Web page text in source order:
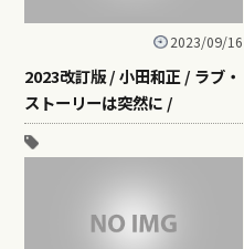
2023/09/16
2023改訂版 / 小田和正 / ラブ・
ストーリーは突然に /